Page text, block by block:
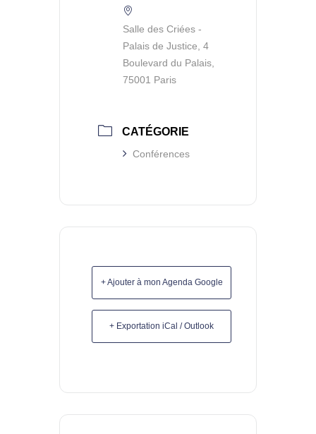
Salle des Criées -
Palais de Justice, 4
Boulevard du Palais,
75001 Paris
CATÉGORIE
Conférences
+ Ajouter à mon Agenda Google
+ Exportation iCal / Outlook